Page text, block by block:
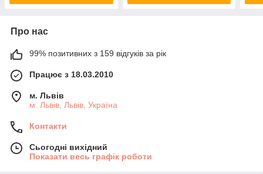
Про нас
99% позитивних з 159 відгуків за рік
Працює з 18.03.2010
м. Львів
м. Львів, Львів, Україна
Контакти
Сьогодні вихідний
Показати весь графік роботи